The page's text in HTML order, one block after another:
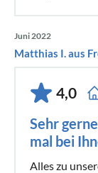
Juni 2022
Matthias I. aus
4,0
Sehr
mal bei
Alles zu